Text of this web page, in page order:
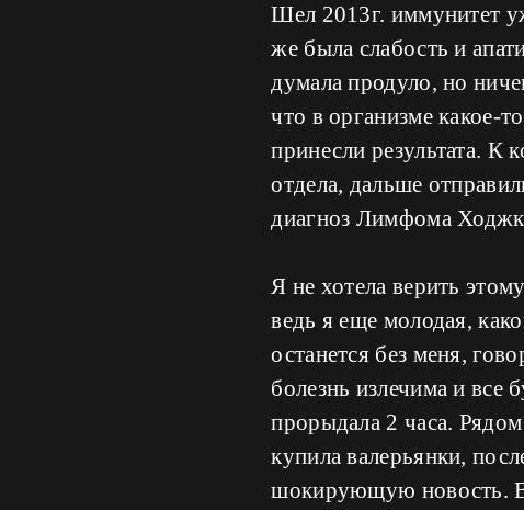
Шел 2013г. иммунитет
же была слабость и
думала продуло, но
что в организме какое-
принесли результата.
отдела, дальше
диагноз Лимфома
Я не хотела верить
ведь я еще молодая,
останется без меня,
болезнь излечима и все
прорыдала 2 часа.
купила валерьянки,
шокирующую новость. В